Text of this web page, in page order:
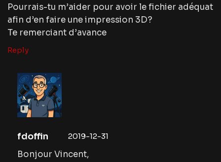
Pourrais-tu m’aider pour avoir le fichier adéquat
afin d’en faire une impression 3D?
Te remerciant d’avance
Reply
fdoffin 2019-12-31
Bonjour Vincent,